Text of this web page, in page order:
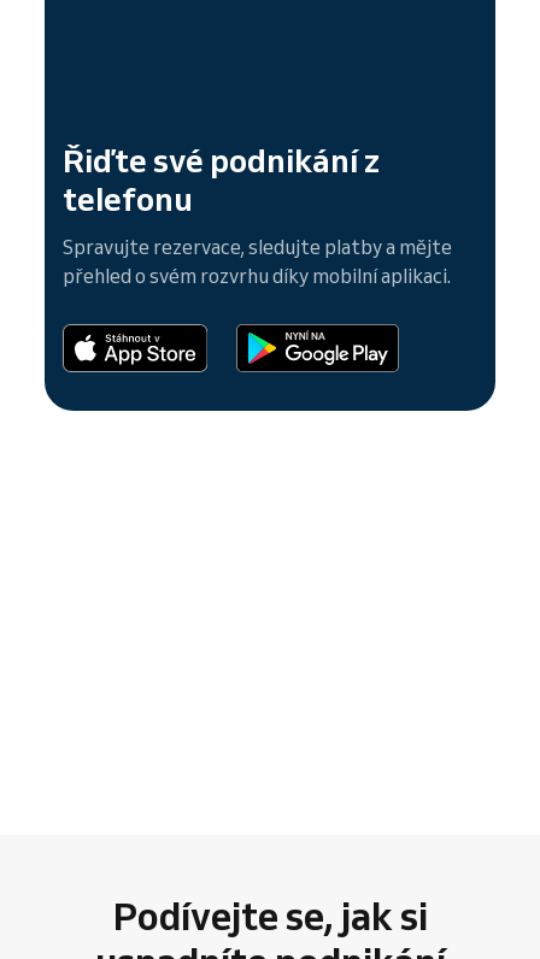
Řiďte své podnikání z
telefonu
Spravujte rezervace, sledujte platby a mějte
přehled o svém rozvrhu díky mobilní aplikaci.
Podívejte se, jak si